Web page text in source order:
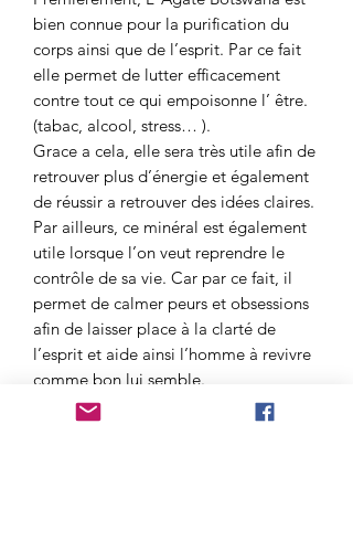
bien connue pour la purification du
corps ainsi que de l’esprit. Par ce fait
elle permet de lutter efficacement
contre tout ce qui empoisonne l’ être.
(tabac, alcool, stress… ).
Grace a cela, elle sera très utile afin de
retrouver plus d’énergie et également
de réussir a retrouver des idées claires.
Par ailleurs, ce minéral est également
utile lorsque l’on veut reprendre le
contrôle de sa vie. Car par ce fait, il
permet de calmer peurs et obsessions
afin de laisser place à la clarté de
l’esprit et aide ainsi l’homme à revivre
comme bon lui semble.
De plus, cette pierre représente